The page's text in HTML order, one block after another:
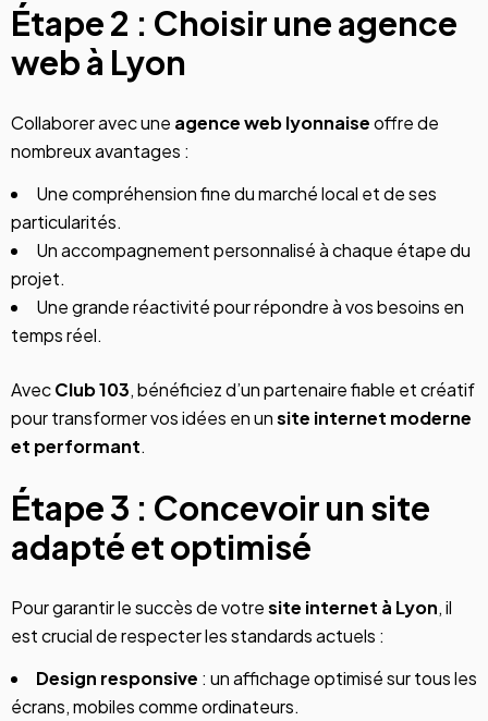
Étape 2 : Choisir une agence
web à Lyon
Collaborer avec une agence web lyonnaiseoffre de
nombreux avantages :
Une compréhension fine du marché local et de ses
particularités.
Un accompagnement personnalisé à chaque étape du
projet.
Une grande réactivité pour répondre à vos besoins en
temps réel.
AvecClub 103, bénéficiez d’un partenaire fiable et créatif
pour transformer vos idées en unsite internet moderne
et performant.
Étape 3 : Concevoir un site
adapté et optimisé
Pour garantir le succès de votresite internet à Lyon, il
est crucial de respecter les standards actuels :
Design responsive : un affichage optimisé sur tous les
écrans, mobiles comme ordinateurs.